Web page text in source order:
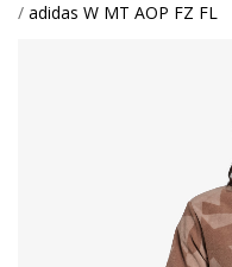
adidas W MT AOP FZ FL